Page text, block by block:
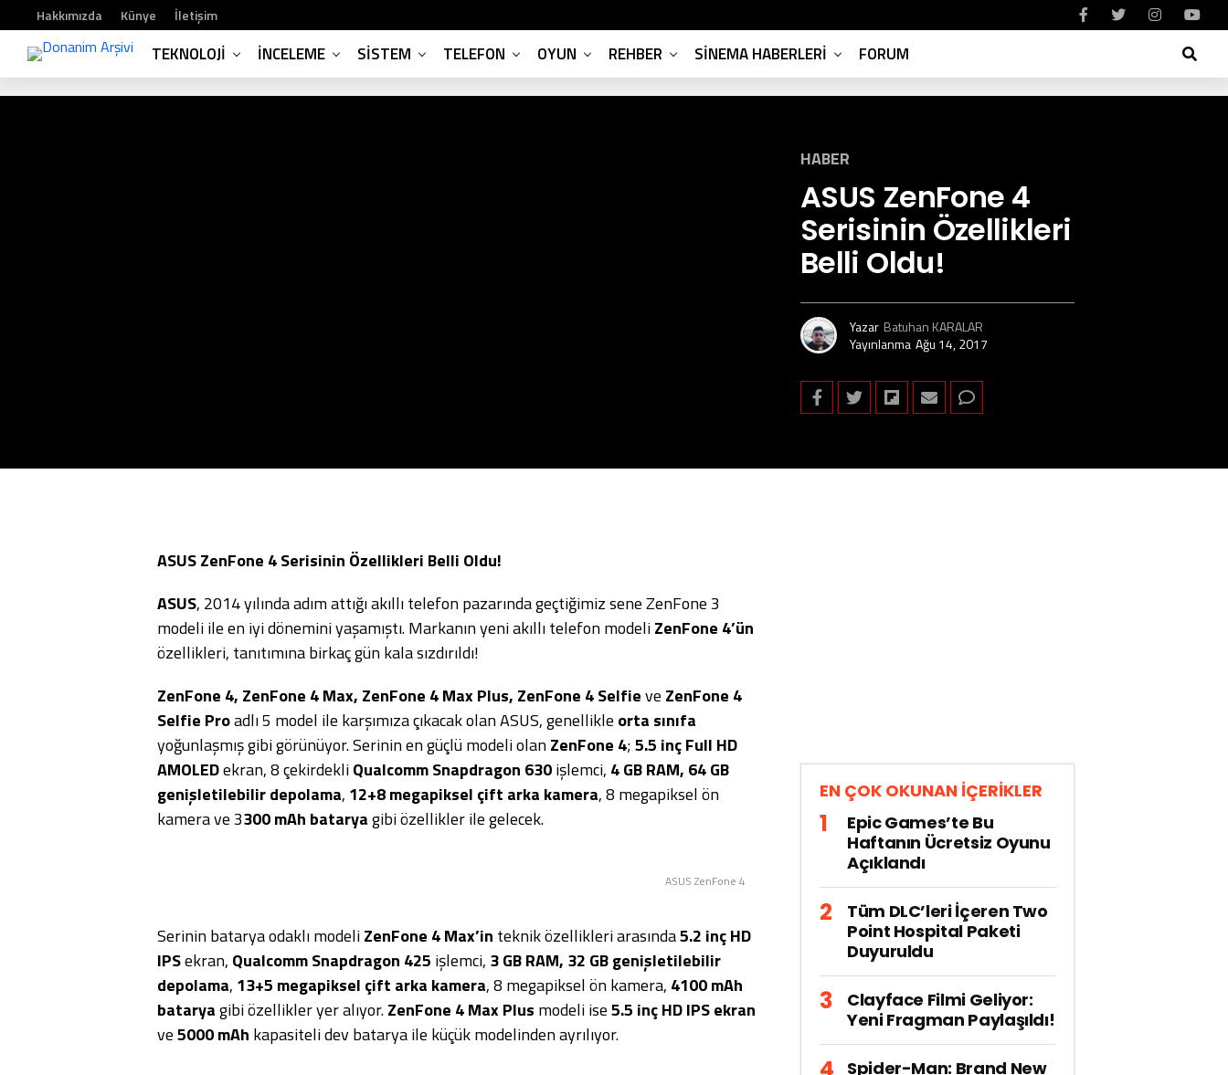
Hakkımızda Künye İletişim
TEKNOLOJI İNCELEME SISTEM TELEFON OYUN REHBER SINEMA HABERLERI FORUM
HABER
ASUS ZenFone 4
Serisinin Özellikleri
Belli Oldu!
Yazar Batuhan KARALAR
Yayınlanma Ağu 14, 2017
ASUS ZenFone 4 Serisinin Özellikleri Belli Oldu!
ASUS, 2014 yılında adım attığı akıllı telefon pazarında geçtiğimiz sene ZenFone 3
modeli ile en iyi dönemini yaşamıştı. Markanın yeni akıllı telefon modeliZenFone 4’ün
özellikleri, tanıtımına birkaç gün kala sızdırıldı!
ZenFone 4, ZenFone 4 Max, ZenFone 4 Max Plus, ZenFone 4 Selfieve ZenFone 4
Selfie Proadlı 5 model ile karşımıza çıkacak olan ASUS, genellikle orta sınıfa
yoğunlaşmış gibi görünüyor. Serinin en güçlü modeli olanZenFone 4;5.5 inç Full HD
AMOLEDekran, 8 çekirdekliQualcomm Snapdragon 630işlemci, 4 GB RAM, 64 GB
genişletilebilir depolama, 12+8 megapiksel çift arka kamera, 8 megapiksel ön
kamera ve 3300 mAh bataryagibi özellikler ile gelecek.
ASUS ZenFone 4
Serinin batarya odaklı modeliZenFone 4 Max’in teknik özellikleri arasında5.2 inç HD
IPSekran, Qualcomm Snapdragon 425 işlemci, 3 GB RAM, 32 GB genişletilebilir
depolama, 13+5 megapiksel çift arka kamera, 8 megapiksel ön kamera, 4100 mAh
bataryagibi özellikler yer alıyor.ZenFone 4 Max Plus modeli ise5.5 inç HD IPS ekran
ve5000 mAh kapasiteli dev batarya ile küçük modelinden ayrılıyor.
EN ÇOK OKUNAN İÇERİKLER
Epic Games’te Bu
Haftanın Ücretsiz Oyunu
Açıklandı
Tüm DLC’leri İçeren Two
Point Hospital Paketi
Duyuruldu
Clayface Filmi Geliyor:
Yeni Fragman Paylaşıldı!
Spider-Man: Brand New